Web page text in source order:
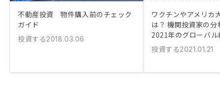
不動産投資 物件購入前のチェック
ガイド
投資する2018.03.06
ワクチンやアメリカ
は？ 機関投資家の
2021年のグローバ
投資する2021.01.21